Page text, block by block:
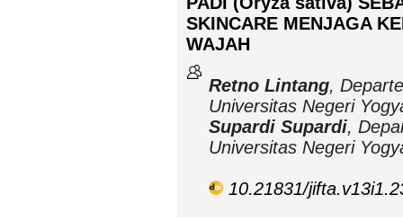
SKINCARE MENJAGA
WAJAH
Retno Lintang,
Universitas Negeri
Supardi Supardi,
Universitas Negeri
10.21831/